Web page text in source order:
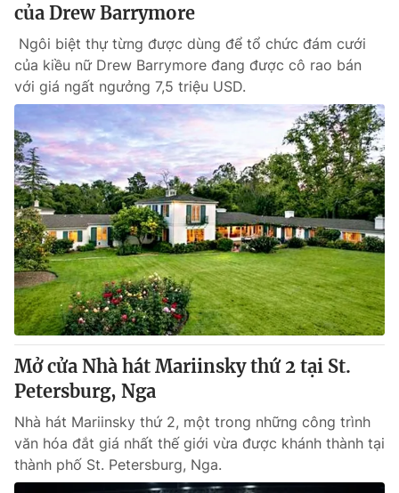
Góc doanh nghiệp
Truyền hình
Phim VTV
Hậu trường
Nhân vật
Khán giả
Giải sao mai
Giải trí
Điện ảnh
Âm nhạc
Sao
Đời sống
Du lịch
Làm đẹp
Chất lượng cuộc sống
Giáo dục
Tuyển sinh
Học trực tuyến
Công nghệ
Hitech Công nghệ tương lai
Sản phẩm
Thị trường
Tư vấn
Giao lưu trực tuyến
Lịch phát sóng
Chuyên mục khác
Emagazine Podcast
Photo Infographic
của Drew Barrymore
Ngôi biệt thự từng được dùng để tổ chức đám cưới
của kiều nữ Drew Barrymore đang được cô rao bán
với giá ngất ngưởng 7,5 triệu USD.
Mở cửa Nhà hát Mariinsky thứ 2 tại St.
Petersburg, Nga
Nhà hát Mariinsky thứ 2, một trong những công trình
văn hóa đắt giá nhất thế giới vừa được khánh thành tại
thành phố St. Petersburg, Nga.